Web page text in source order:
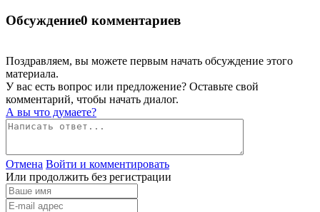
Обсуждение0 комментариев
Поздравляем, вы можете первым начать обсуждение этого
материала.
У вас есть вопрос или предложение? Оставьте свой
комментарий, чтобы начать диалог.
А вы что думаете?
Отмена Войти и комментировать
Или продолжить без регистрации